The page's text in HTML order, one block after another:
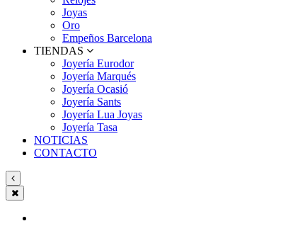
Joyas
Oro
Empeños Barcelona
TIENDAS
Joyería Eurodor
Joyería Marqués
Joyería Ocasió
Joyería Sants
Joyería Lua Joyas
Joyería Tasa
NOTICIAS
CONTACTO